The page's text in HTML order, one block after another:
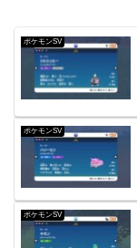
ポケモンSV
ポケモンSV
ポケモンSV